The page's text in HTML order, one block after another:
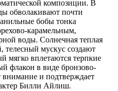
композиции. В
обволакивают почти
бобы тонка
карамельным,
воды. Солнечная теплая
мускус создают
мягко вплетаются терпкие
флакон в виде бронзово-
внимание и подтверждает
Билли Айлиш.